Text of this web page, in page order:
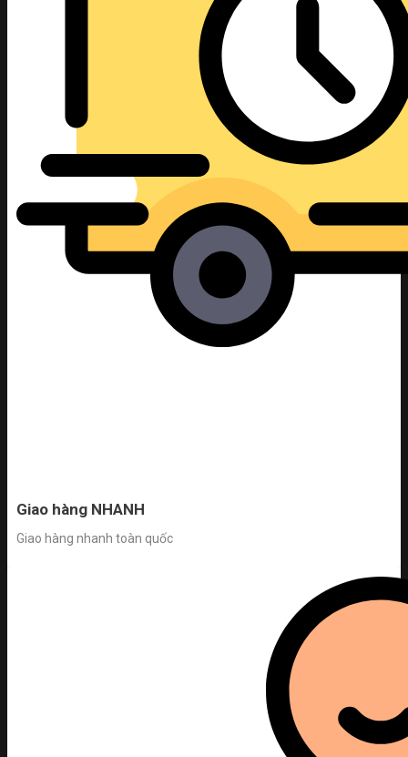
Giao hàng NHANH
Giao hàng nhanh toàn quốc